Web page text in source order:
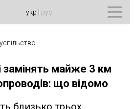
укр рус
замінять майже 3 км
що відомо
близько трьох